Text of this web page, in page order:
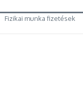
Fizikai munka fizetések